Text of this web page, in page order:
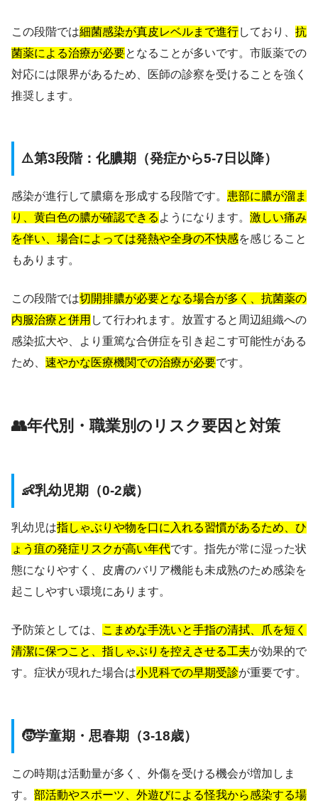
この段階では細菌感染が真皮レベルまで進行しており、 抗
菌薬による治療が必要となることが多いです。市販薬での
対応には限界があるため、医師の診察を受けることを強く
推奨します。
⚠️第3段階：化膿期（発症から5-7日以降）
感染が進行して膿瘍を形成する段階です。 患部に膿が溜ま
り、黄白色の膿が確認できる ようになります。 激しい痛み
を伴い、場合によっては発熱や全身の不快感を感じること
もあります。
この段階では切開排膿が必要となる場合が多く、抗菌薬の
内服治療と併用 して行われます。放置すると周辺組織への
感染拡大や、より重篤な合併症を引き起こす可能性がある
ため、 速やかな医療機関での治療が必要です。
👥年代別・職業別のリスク要因と対策
👶乳幼児期（0-2歳）
乳幼児は指しゃぶりや物を口に入れる習慣があるため、ひ
ょう疽の発症リスクが高い年代です。指先が常に湿った状
態になりやすく、皮膚のバリア機能も未成熟のため感染を
起こしやすい環境にあります。
予防策としては、
こまめな手洗いと手指の清拭、爪を短く
清潔に保つこと、指しゃぶりを控えさせる工夫が効果的で
す。症状が現れた場合は小児科での早期受診が重要です。
🧒学童期・思春期（3-18歳）
この時期は活動量が多く、外傷を受ける機会が増加しま
す。 部活動やスポーツ、外遊びによる怪我から感染する場